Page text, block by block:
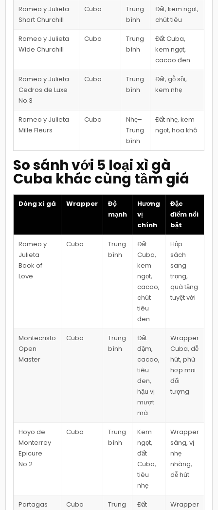
Romeo y Julieta
Short Churchill
Cuba
Trung
bình
Đất, kem ngọt,
chút tiêu
Romeo y Julieta
Wide Churchill
Cuba
Trung
bình
Đất Cuba,
kem ngọt,
cacao đen
Romeo y Julieta
Cedros de Luxe
No.3
Cuba
Trung
bình
Đất, gỗ sồi,
kem nhẹ
Romeo y Julieta
Mille Fleurs
Cuba
Nhẹ–
Trung
bình
Đất nhẹ, kem
ngọt, hoa khô
So sánh với 5 loại xì gà
Cuba khác cùng tầm giá
Dòng xì gà Wrapper
Độ
mạnh
Hương
vị
chính
Đặc
điểm nổi
bật
Romeo y
Julieta
Book of
Love
Cuba
Trung
bình
Đất
Cuba,
kem
ngọt,
cacao,
chút
tiêu
đen
Hộp
sách
sang
trọng,
quà tặng
tuyệt vời
Montecristo
Open
Master
Cuba
Trung
bình
Đất
đậm,
cacao,
tiêu
đen,
hậu vị
mượt
mà
Wrapper
Cuba, dễ
hút, phù
hợp mọi
đối
tượng
Hoyo de
Monterrey
Epicure
No.2
Cuba
Trung
bình
Kem
ngọt,
đất
Cuba,
tiêu
nhẹ
Wrapper
sáng, vị
nhẹ
nhàng,
dễ hút
Partagas
Cuba
Trung
Đất
Wrapper